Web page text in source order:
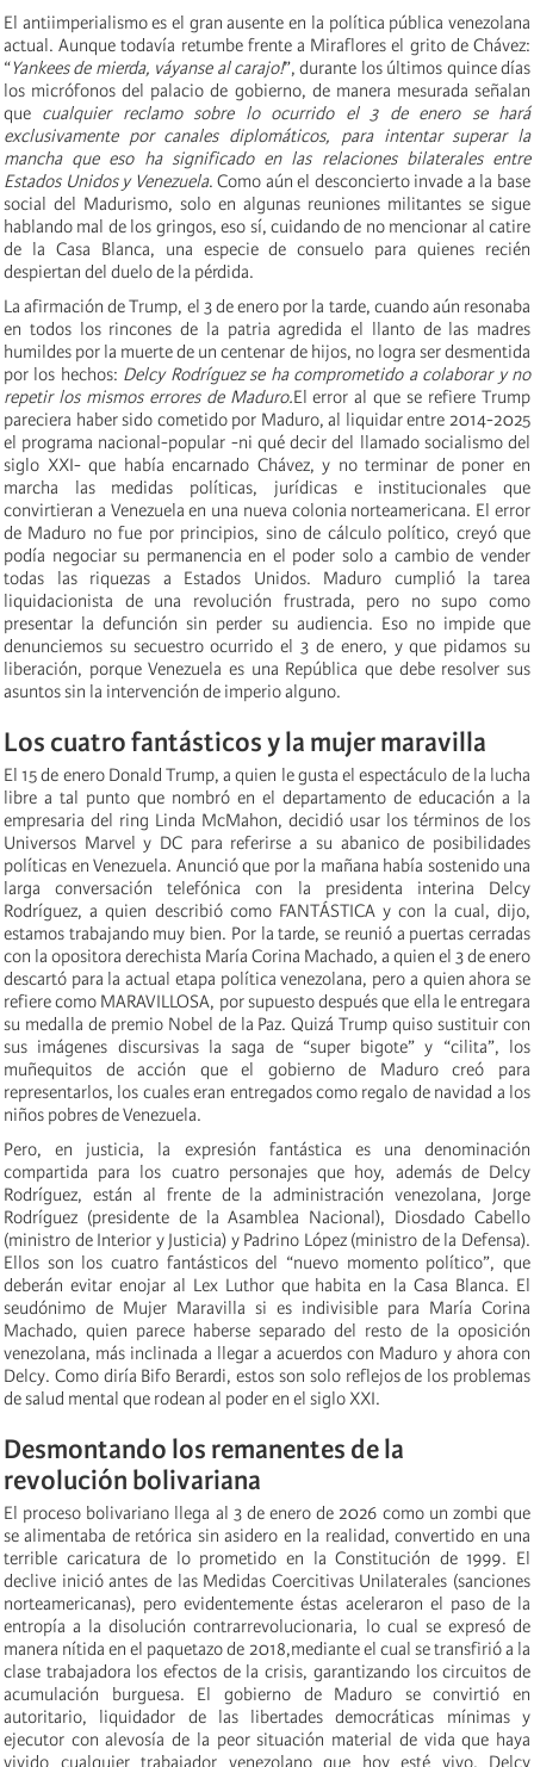
El antiimperialismo es el gran ausente en la política pública venezolana
actual. Aunque todavía retumbe frente a Miraflores el grito de Chávez:
“Yankees de mierda, váyanse al carajo!”, durante los últimos quince días
los micrófonos del palacio de gobierno, de manera mesurada señalan
que cualquier reclamo sobre lo ocurrido el 3 de enero se hará
exclusivamente por canales diplomáticos, para intentar superar la
mancha que eso ha significado en las relaciones bilaterales entre
Estados Unidos y Venezuela. Como aún el desconcierto invade a la base
social del Madurismo, solo en algunas reuniones militantes se sigue
hablando mal de los gringos, eso sí, cuidando de no mencionar al catire
de la Casa Blanca, una especie de consuelo para quienes recién
despiertan del duelo de la pérdida.
La afirmación de Trump, el 3 de enero por la tarde, cuando aún resonaba
en todos los rincones de la patria agredida el llanto de las madres
humildes por la muerte de un centenar de hijos, no logra ser desmentida
por los hechos: Delcy Rodríguez se ha comprometido a colaborar y no
repetir los mismos errores de Maduro.El error al que se refiere Trump
pareciera haber sido cometido por Maduro, al liquidar entre 2014-2025
el programa nacional-popular -ni qué decir del llamado socialismo del
siglo XXI- que había encarnado Chávez, y no terminar de poner en
marcha las medidas políticas, jurídicas e institucionales que
convirtieran a Venezuela en una nueva colonia norteamericana. El error
de Maduro no fue por principios, sino de cálculo político, creyó que
podía negociar su permanencia en el poder solo a cambio de vender
todas las riquezas a Estados Unidos. Maduro cumplió la tarea
liquidacionista de una revolución frustrada, pero no supo como
presentar la defunción sin perder su audiencia. Eso no impide que
denunciemos su secuestro ocurrido el 3 de enero, y que pidamos su
liberación, porque Venezuela es una República que debe resolver sus
asuntos sin la intervención de imperio alguno.
Los cuatro fantásticos y la mujer maravilla
El 15 de enero Donald Trump, a quien le gusta el espectáculo de la lucha
libre a tal punto que nombró en el departamento de educación a la
empresaria del ring Linda McMahon, decidió usar los términos de los
Universos Marvel y DC para referirse a su abanico de posibilidades
políticas en Venezuela. Anunció que por la mañana había sostenido una
larga conversación telefónica con la presidenta interina Delcy
Rodríguez, a quien describió como FANTÁSTICA y con la cual, dijo,
estamos trabajando muy bien. Por la tarde, se reunió a puertas cerradas
con la opositora derechista María Corina Machado, a quien el 3 de enero
descartó para la actual etapa política venezolana, pero a quien ahora se
refiere como MARAVILLOSA, por supuesto después que ella le entregara
su medalla de premio Nobel de la Paz. Quizá Trump quiso sustituir con
sus imágenes discursivas la saga de “super bigote” y “cilita”, los
muñequitos de acción que el gobierno de Maduro creó para
representarlos, los cuales eran entregados como regalo de navidad a los
niños pobres de Venezuela.
Pero, en justicia, la expresión fantástica es una denominación
compartida para los cuatro personajes que hoy, además de Delcy
Rodríguez, están al frente de la administración venezolana, Jorge
Rodríguez (presidente de la Asamblea Nacional), Diosdado Cabello
(ministro de Interior y Justicia) y Padrino López (ministro de la Defensa).
Ellos son los cuatro fantásticos del “nuevo momento político”, que
deberán evitar enojar al Lex Luthor que habita en la Casa Blanca. El
seudónimo de Mujer Maravilla si es indivisible para María Corina
Machado, quien parece haberse separado del resto de la oposición
venezolana, más inclinada a llegar a acuerdos con Maduro y ahora con
Delcy. Como diría Bifo Berardi, estos son solo reflejos de los problemas
de salud mental que rodean al poder en el siglo XXI.
Desmontando los remanentes de la
revolución bolivariana
El proceso bolivariano llega al 3 de enero de 2026 como un zombi que
se alimentaba de retórica sin asidero en la realidad, convertido en una
terrible caricatura de lo prometido en la Constitución de 1999. El
declive inició antes de las Medidas Coercitivas Unilaterales (sanciones
norteamericanas), pero evidentemente éstas aceleraron el paso de la
entropía a la disolución contrarrevolucionaria, lo cual se expresó de
manera nítida en el paquetazo de 2018,mediante el cual se transfirió a la
clase trabajadora los efectos de la crisis, garantizando los circuitos de
acumulación burguesa. El gobierno de Maduro se convirtió en
autoritario, liquidador de las libertades democráticas mínimas y
ejecutor con alevosía de la peor situación material de vida que haya
vivido cualquier trabajador venezolano que hoy esté vivo. Delcy